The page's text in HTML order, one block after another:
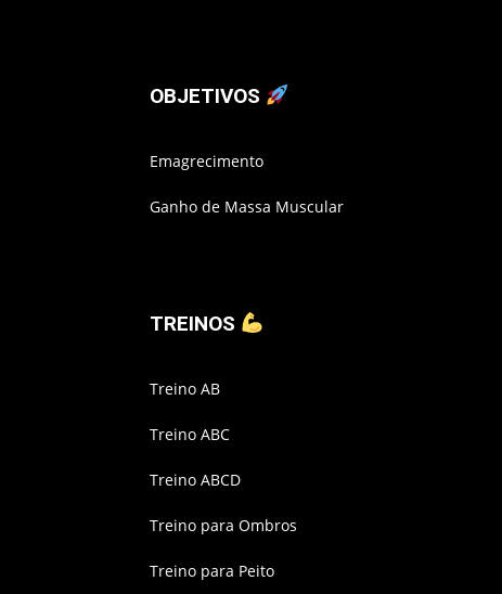
OBJETIVOS
Emagrecimento
Ganho de Massa Muscular
TREINOS
Treino AB
Treino ABC
Treino ABCD
Treino para Ombros
Treino para Peito